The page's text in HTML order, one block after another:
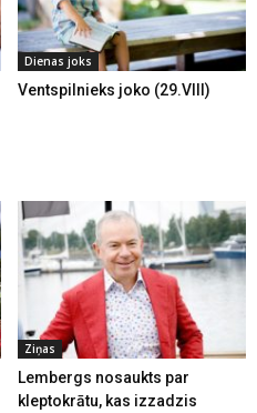
Dienas joks
Ventspilnieks joko (29.VIII)
Ziņas
Lembergs nosaukts par
kleptokrātu, kas izzadzis